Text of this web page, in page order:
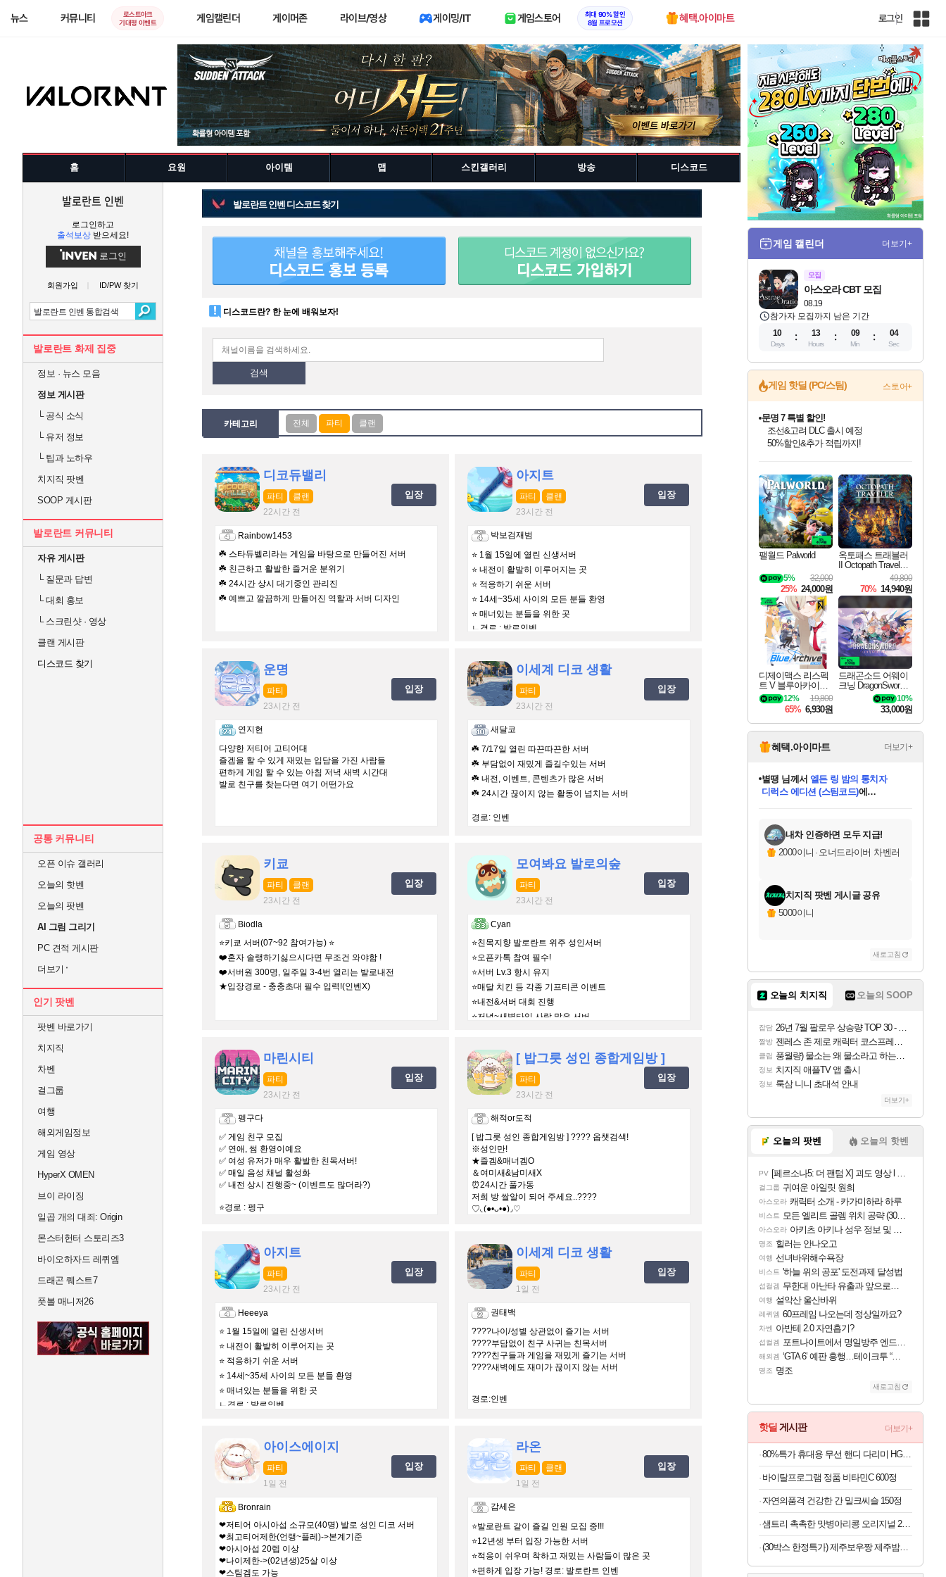
뉴스 커뮤니티
로스트아크
기대평 이벤트
게임캘린더 게이머존 라이브/영상 게이밍/IT 게임스토어
최대 90% 할인
8월 프로모션
혜택.아이마트 로그인
인
전
체
사
이
홈 요원 아이템 맵 스킨갤러리 방송 디스코드
발로란트 인벤
로그인하고
출석보상 받으세요!
로그인
회원가입 ID/PW 찾기
발로란트 화제 집중
정보 · 뉴스 모음
정보 게시판
└공식 소식
└유저 정보
└팁과 노하우
치지직 팟벤
SOOP 게시판
발로란트 커뮤니티
자유 게시판
└질문과 답변
└대회 홍보
└스크린샷 · 영상
클랜 게시판
디스코드 찾기
공통 커뮤니티
오픈 이슈 갤러리
오늘의 핫벤
오늘의 팟벤
AI 그림 그리기
PC 견적 게시판
더보기
인기 팟벤
팟벤 바로가기
치지직
차벤
걸그룹
여행
해외게임정보
게임 영상
HyperX OMEN
브이 라이징
일곱 개의 대죄: Origin
몬스터헌터 스토리즈3
바이오하자드 레퀴엠
드래곤 퀘스트7
풋볼 매니저26
발로란트 인벤 디스코드 찾기
디스코드란? 한 눈에 배워보자!
검색
카테고리
디코듀밸리
파티
클랜
22시간 전
입장
Rainbow1453
☘️ 스타듀벨리라는 게임을 바탕으로 만들어진 서버
☘️ 친근하고 활발한 즐거운 분위기
☘️ 24시간 상시 대기중인 관리진
☘️ 예쁘고 깔끔하게 만들어진 역할과 서버 디자인
아지트
파티
클랜
23시간 전
입장
박보검재범
⭐ 1월 15일에 열린 신생서버
⭐ 내전이 활발히 이루어지는 곳
⭐ 적응하기 쉬운 서버
⭐ 14세~35세 사이의 모든 분들 환영
⭐ 매너있는 분들을 위한 곳
ㄴ경로 : 발로인벤
운명
파티
23시간 전
입장
연지현
다양한 저티어 고티어대
즐겜을 할 수 있게 재밌는 입담을 가진 사람들
편하게 게임 할 수 있는 아침 저녁 새벽 시간대
발로 친구를 찾는다면 여기 어떤가요
이세계 디코 생활
파티
23시간 전
입장
새달코
☘️ 7/17일 열린 따끈따끈한 서버
☘️ 부담없이 재밌게 즐길수있는 서버
☘️ 내전, 이벤트, 콘텐츠가 많은 서버
☘️ 24시간 끊이지 않는 활동이 넘치는 서버
경로: 인벤
키쿄
파티
클랜
23시간 전
입장
Biodla
⭐키쿄 서버(07~92 참여가능) ⭐
❤️혼자 솔랭하기싫으시다면 무조건 와야함 !
❤️서버원 300명, 일주일 3-4번 열리는 발로내전
★입장경로 - 충충초대 필수 입력!(인벤X)
모여봐요 발로의숲
파티
23시간 전
입장
Cyan
⭐친목지향 발로란트 위주 성인서버
⭐️오픈카톡 참여 필수!
⭐서버 Lv.3 항시 유지
⭐매달 치킨 등 각종 기프티콘 이벤트
⭐내전&서버 대회 진행
⭐저녁~새벽타임 사람 많은 서버
마린시티
파티
23시간 전
입장
펭구다
✅ 게임 친구 모집
✅ 연애, 썸 환영이예요
✅ 여성 유저가 매우 활발한 친목서버!
✅ 매일 음성 채널 활성화
✅ 내전 상시 진행중~ (이벤트도 많더라?)
⭐️경로 : 펭구
[ 밥그릇 성인 종합게임방 ]
파티
23시간 전
입장
해적or도적
[ 밥그릇 성인 종합게임방 ] ???? 옵챗검색!
※성인만!
★즐겜&매너겜O
＆여미새&남미새X
⏰24시간 풀가동
저희 방 쌀알이 되어 주세요..????
♡◟(●•ᴗ•●)◞♡
아지트
파티
23시간 전
입장
Heeeya
⭐ 1월 15일에 열린 신생서버
⭐ 내전이 활발히 이루어지는 곳
⭐ 적응하기 쉬운 서버
⭐ 14세~35세 사이의 모든 분들 환영
⭐ 매너있는 분들을 위한 곳
ㄴ경로 : 발로인벤
이세계 디코 생활
파티
1일 전
입장
권태백
????나이/성별 상관없이 즐기는 서버
????부담없이 친구 사귀는 친목서버
????친구들과 게임을 재밌게 즐기는 서버
????새벽에도 재미가 끊이지 않는 서버
경로:인벤
아이스에이지
파티
1일 전
입장
Bronrain
❤저티어 아시아섭 소규모(40명) 발로 성인 디코 서버
❤최고티어제한(언랭~플레)->본계기준
❤아시아섭 20렙 이상
❤나이제한->(02년생)25살 이상
❤스팀겜도 가능
라온
파티
클랜
1일 전
입장
감세은
⭐️발로란트 같이 즐길 인원 모집 중!!!
⭐️12년생 부터 입장 가능한 서버
⭐️적응이 쉬우며 착하고 재밌는 사람들이 많은 곳
⭐️편하게 입장 가능! 경로: 발로란트 인벤
게임 캘린더 더보기+
모집
08.19
아스오라 CBT 모집
참가자 모집까지 남은 기간
10
Days
13
Hours
09
Min
03
Sec
게임 핫딜 (PC/스팀) 스토어+
최대 90% 할인가를 만나보세요!
네이버혜택과 함께 만나보세요!
조선&고려 DLC 출시 예정
50%할인&추가 적립까지!
마블 투혼 파이팅 소울즈 정식출시!
이니&베니 혜택까지!
네이버 혜택가와 함께 예약하세요!
할인&네이버혜택으로 만나보세요!
네이버페이 혜택과 만나보세요!
40주년 프로모션으로 만나보세요!
할인가에 만나보세요!
일부 에디션 상시 할인!
혜택으로 예약 판매 중
편안하게 충전하세요
팰월드 Palworld
32,000
5%
25% 24,000원
옥토패스 트래블러
II Octopath Traveler I
49,800
70% 14,940원
디제이맥스 리스펙
트 V 블루아카이브
팩 DJMAX RESPE
CT V Blue Archive P
ack DLC
19,800
12%
65% 6,930원
드래곤소드 어웨이
크닝 DragonSword A
10%
33,000원
혜택.아이마트 더보기+
교환.
당첨되셨습니다.
니코 님께서 (본편포함) 데이브 더
다이버 인 더 정글 번들 (스팀코드)
당첨되셨습니다.
당첨되셨습니다.
당첨되셨습니다.
당첨되셨습니다.
당첨되셨습니다.
에디션 (스팀코드)를 교환.
당첨되셨습니다.
내차 인증하면 모두 지급!
2000이니 · 오너드라이버 차벤러
치지직 팟벤 게시글 공유
5000이니
새로고침
오늘의 치지직 오늘의 SOOP
잡담 26년 7월 팔로우 상승량 TOP 30 - 월간 치지직
짤방 젠레스 존 제로 캐릭터 코스프레한 꽁주
클립 풍월량) 물소는 왜 물소라고 하는거야? 아! 그만 ㅋㅋ
정보 치지직 애플TV 앱 출시
정보 룩삼 니니 초대석 안내
더보기+
오늘의 팟벤 오늘의 핫벤
PV [페르소나5: 더 팬텀 X] 괴도 영상 l 타카마키 안·댄싱 스타
걸그룹 귀여운 아일릿 원희
아스오라 캐릭터 소개 - 카가미하라 하루
비스트 모든 엘리트 골렘 위치 공략 (30개) - 방랑 결투가
아스오라 아키츠 아키나 성우 정보 및 주요 필모
명조 힐러는 안나오고
여행 선녀바위해수욕장
비스트 '하늘 위의 공포' 도전과제 달성법
섭컬겜 무한대 아난타 유출과 앞으로의 예상 (루머)
여행 설악산 울산바위
레퀴엠 60프레임 나오는데 정상일까요?
차벤 아반테 2.0 자연흡기?
섭컬겜 포트나이트에서 명일방주 엔드필드 [펠리카] 판매 예정
해외겜 ‘GTA 6’ 예판 흥행…테이크투 “내부 예상 크게 넘어”
명조 명조
새로고침
핫딜 게시판 더보기+
80%특가 휴대용 무선 핸디 다리미 HG-Y01, 화이트, 1개
바이탈프로그램 정품 비타민C 600정
자연의품격 건강한 간 밀크씨슬 150정
샘트리 촉촉한 맛병아리콩 오리지널 20개
(30박스 한정특가) 제주보우짱 제주밤호박 미니단호박 로얄과 5kg